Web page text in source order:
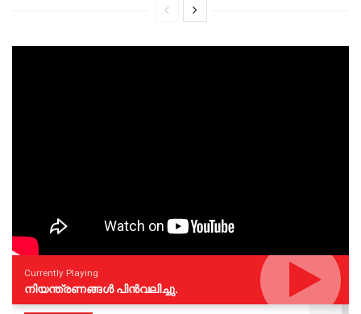
Currently Playing
നിയന്ത്രണങ്ങള്‍ പിന്‍വലിച്ചു.